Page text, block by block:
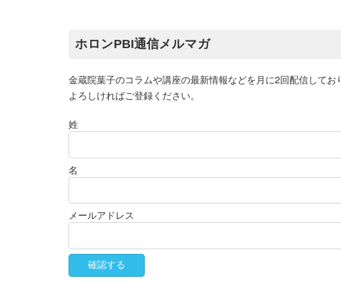
ホロンPBI通信メルマガ
金蔵院葉子のコラムや講座の最新情報などを月に2回配信してお
よろしければご登録ください。
姓
名
メールアドレス